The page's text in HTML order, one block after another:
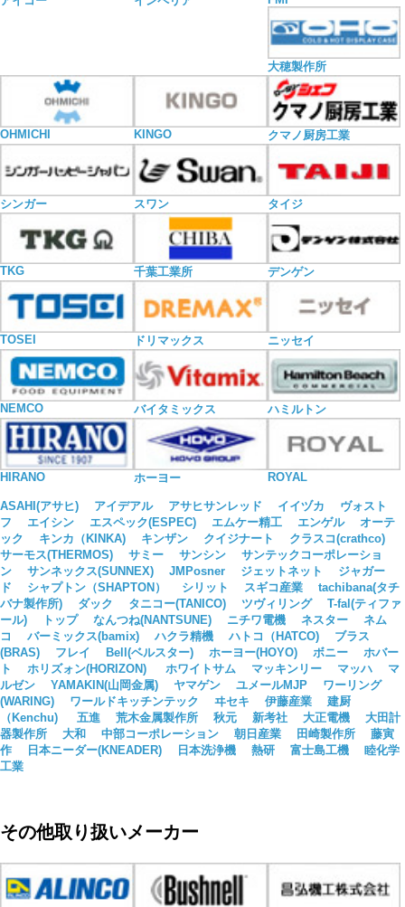
大穂製作所
OHMICHI KINGO クマノ厨房工業
シンガー スワン タイジ
TKG 千葉工業所 デンゲン
TOSEI ドリマックス ニッセイ
NEMCO バイタミックス ハミルトン
HIRANO ホーヨー ROYAL
ASAHI(アサヒ) アイデアル アサヒサンレッド イイヅカ
ヴォスト
フ
エイシン エスペック(ESPEC) エムケー精工 エンゲル
オーテ
ック
キンカ（KINKA) キンザン クイジナート
クラスコ(crathco)
サーモス(THERMOS)
サミー サンシン
サンテックコーポレーショ
ン
サンネックス(SUNNEX) JMPosner ジェットネット
ジャガー
ド
シャプトン（SHAPTON） シリット スギコ産業
tachibana(タチ
バナ製作所)
ダック タニコー(TANICO) ツヴィリング
T-fal(ティファ
ール)
トップ なんつね(NANTSUNE) ニチワ電機 ネスター
ネム
コ
バーミックス(bamix) ハクラ精機 ハトコ（HATCO)
ブラス
(BRAS)
フレイ Bell(ベルスター) ホーヨー(HOYO) ボニー
ホバー
ト
ホリズォン(HORIZON) ホワイトサム マッキンリー マッハ
マ
ルゼン
YAMAKIN(山岡金属) ヤマゲン ユメールMJP
ワーリング
(WARING)
ワールドキッチンテック ヰセキ 伊藤産業
建厨
（Kenchu)
五進 荒木金属製作所 秋元 新考社 大正電機
大田計
器製作所
大和 中部コーポレーション 朝日産業 田崎製作所
藤寅
作
日本ニーダー(KNEADER) 日本洗浄機 熱研 富士島工機
睦化学
工業
その他取り扱いメーカー